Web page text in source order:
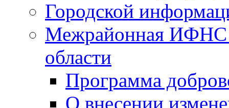
Городской
Межрайонная ИФНС
области
Программа
О внесении